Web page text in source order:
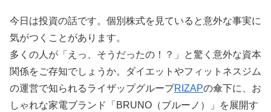
今日は投資の話です。個別株式を見ていると意外な事実に
気がつくことがあります。
多くの人が「えっ、そうだったの！？」と驚く意外な資本
関係をご存知でしょうか。ダイエットやフィットネスジム
の運営で知られるライザップグループRIZAPの傘下に、お
しゃれな家電ブランド「BRUNO（ブルーノ）」を展開す